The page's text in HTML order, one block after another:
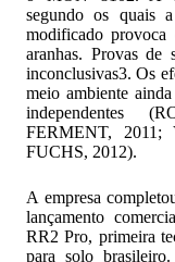
segundo os quais
modificado provoca
aranhas. Provas de
inconclusivas3. Os
meio ambiente
independentes
FERMENT,
FUCHS, 2012).
A empresa
lançamento
RR2 Pro, primeira
para solo